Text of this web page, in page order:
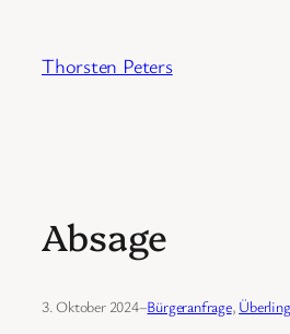
springen
Thorsten Peters
Absage
3. Oktober 2024–Bürgeranfrage,